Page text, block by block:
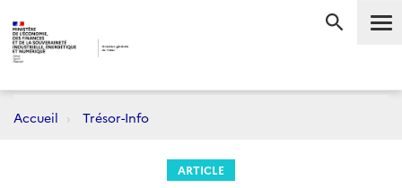
Accueil Trésor-Info
ARTICLE